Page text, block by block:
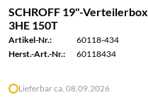
SCHROFF 19"-
3HE 150T
Artikel-Nr.:
60118-434
Herst.-Art.-Nr.:
60118434
Lieferbar ca. 08.09.2026